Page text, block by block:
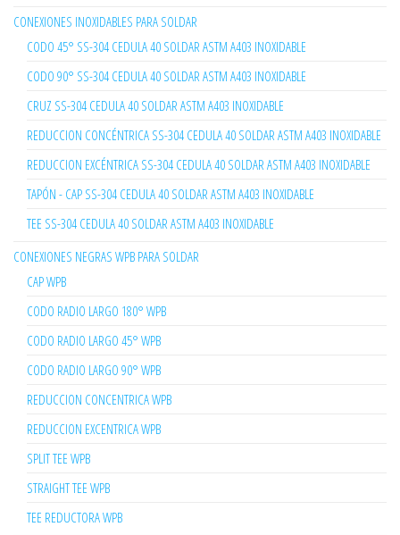
CONEXIONES INOXIDABLES PARA SOLDAR
CODO 45° SS-304 CEDULA 40 SOLDAR ASTM A403 INOXIDABLE
CODO 90° SS-304 CEDULA 40 SOLDAR ASTM A403 INOXIDABLE
CRUZ SS-304 CEDULA 40 SOLDAR ASTM A403 INOXIDABLE
REDUCCION CONCÉNTRICA SS-304 CEDULA 40 SOLDAR ASTM A403 INOXIDABLE
REDUCCION EXCÉNTRICA SS-304 CEDULA 40 SOLDAR ASTM A403 INOXIDABLE
TAPÓN - CAP SS-304 CEDULA 40 SOLDAR ASTM A403 INOXIDABLE
TEE SS-304 CEDULA 40 SOLDAR ASTM A403 INOXIDABLE
CONEXIONES NEGRAS WPB PARA SOLDAR
CAP WPB
CODO RADIO LARGO 180° WPB
CODO RADIO LARGO 45° WPB
CODO RADIO LARGO 90° WPB
REDUCCION CONCENTRICA WPB
REDUCCION EXCENTRICA WPB
SPLIT TEE WPB
STRAIGHT TEE WPB
TEE REDUCTORA WPB